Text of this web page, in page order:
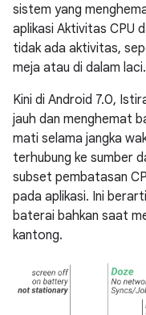
sistem yang
aplikasi Aktivitas CPU
tidak ada aktivitas,
meja atau di dalam laci.
Kini di Android 7.0,
jauh dan menghemat
mati selama jangka
terhubung ke sumber
subset pembatasan
pada aplikasi. Ini
baterai bahkan saat
kantong.